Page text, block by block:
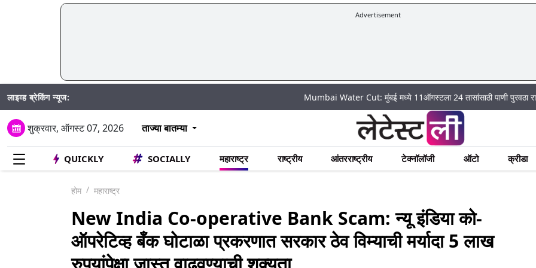
Advertisement
लाइव्ह ब्रेकिंग न्यूज: Mumbai Water Cut: मुंबई मध्ये 11ऑगस्टला 24 तासांसाठी पाणी पुरवठा राहणार बंद;
शुक्रवार, ऑगस्ट 07, 2026 ताज्या बातम्या
QUICKLY SOCIALLY महाराष्ट्र राष्ट्रीय आंतरराष्ट्रीय टेक्नॉलॉजी ऑटो क्रीडा
होम महाराष्ट्र
New India Co-operative Bank Scam: न्यू इंडिया को-
ऑपरेटिव्ह बँक घोटाळा प्रकरणात सरकार ठेव विम्याची मर्यादा 5 लाख